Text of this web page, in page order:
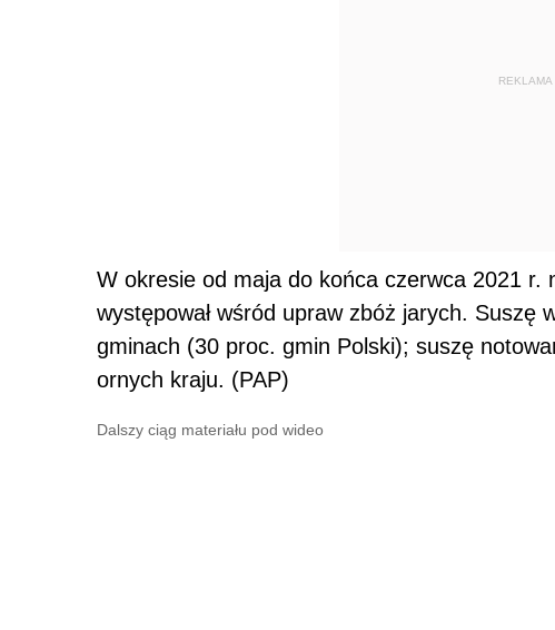
REKLAMA
W okresie od maja do końca czerwca 2021 r.
występował wśród upraw zbóż jarych. Suszę
gminach (30 proc. gmin Polski); suszę
ornych kraju. (PAP)
Dalszy ciąg materiału pod wideo